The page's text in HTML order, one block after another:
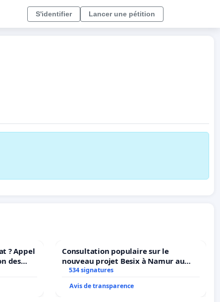
S'identifier Lancer une pétition
? Appel
des
de
Consultation populaire sur le
nouveau projet Besix à Namur au
Parc Léopold ?
534 signatures
Avis de transparence